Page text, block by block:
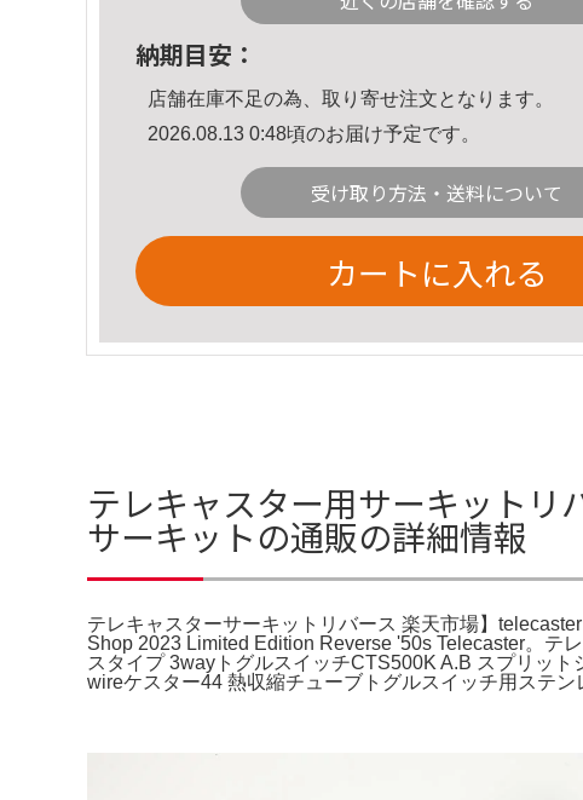
納期目安：
店舗在庫不足の為、取り寄せ注文となります。
2026.08.13 0:48頃のお届け予定です。
受け取り方法・送料について
カートに入れる
テレキャスター用サーキットリ
サーキットの通販の詳細情報
テレキャスターサーキットリバース 楽天市場】
Shop 2023 Limited Edition Reverse '50s Telecaster。テ
スタイプ 3wayトグルスイッチCTS500K A.B スプリッ
wireケスター44 熱収縮チューブトグルスイッチ用ステン